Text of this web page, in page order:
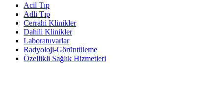
Acil Tıp
Adli Tıp
Cerrahi Klinikler
Dahili Klinikler
Laboratuvarlar
Radyoloji-Görüntüleme
Özellikli Sağlık Hizmetleri